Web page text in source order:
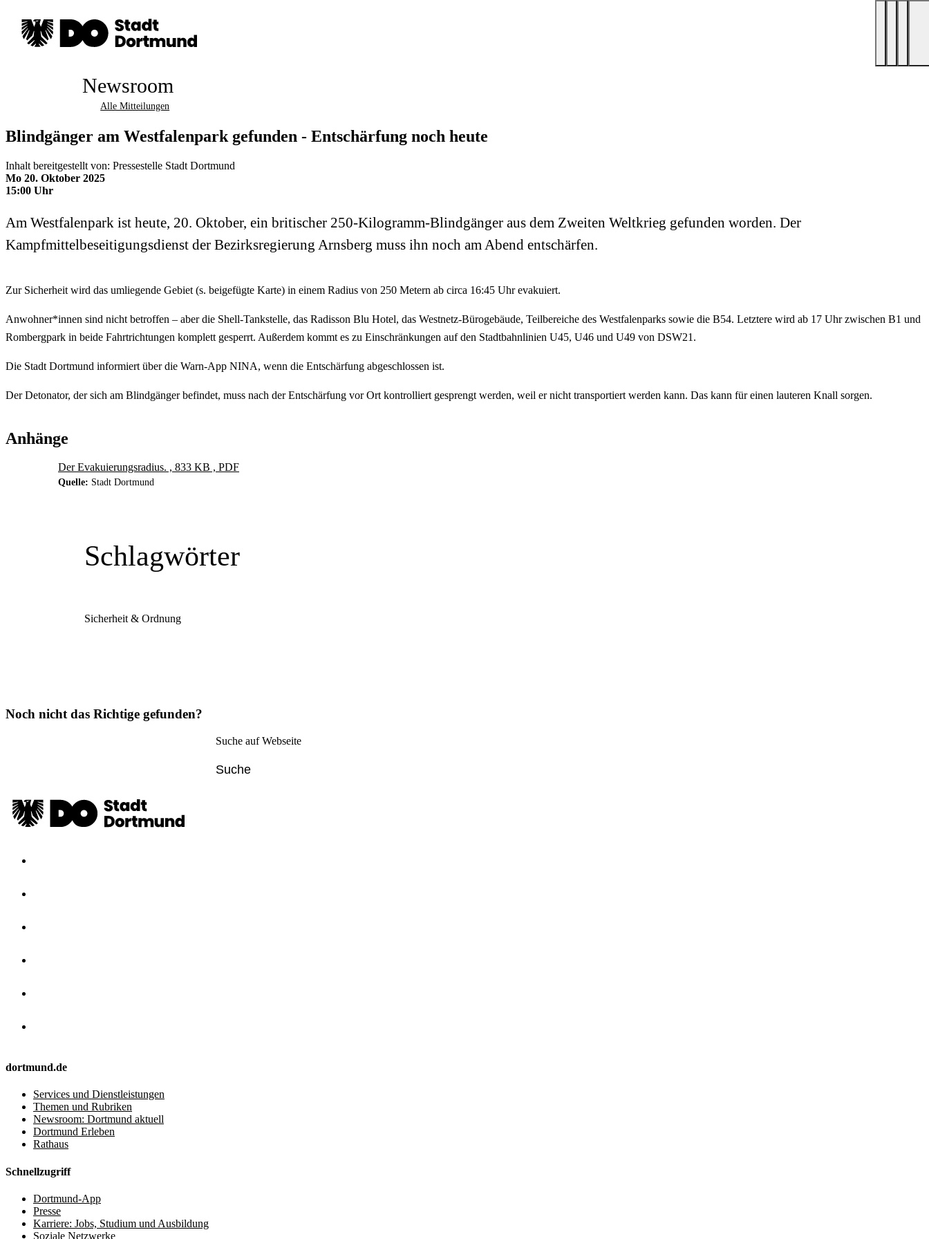
Newsroom
Alle Mitteilungen
Blindgänger am Westfalenpark gefunden - Entschärfung noch heute
Inhalt bereitgestellt von: Pressestelle Stadt Dortmund
Mo 20. Oktober 2025
15:00 Uhr
Am Westfalenpark ist heute, 20. Oktober, ein britischer 250-Kilogramm-Blindgänger aus dem Zweiten Weltkrieg gefunden worden. Der
Kampfmittelbeseitigungsdienst der Bezirksregierung Arnsberg muss ihn noch am Abend entschärfen.
Zur Sicherheit wird das umliegende Gebiet (s. beigefügte Karte) in einem Radius von 250 Metern ab circa 16:45 Uhr evakuiert.
Anwohner*innen sind nicht betroffen – aber die Shell-Tankstelle, das Radisson Blu Hotel, das Westnetz-Bürogebäude, Teilbereiche des Westfalenparks sowie die B54. Letztere wird ab 17 Uhr zwischen B1 und
Rombergpark in beide Fahrtrichtungen komplett gesperrt. Außerdem kommt es zu Einschränkungen auf den Stadtbahnlinien U45, U46 und U49 von DSW21.
Die Stadt Dortmund informiert über die Warn-App NINA, wenn die Entschärfung abgeschlossen ist.
Der Detonator, der sich am Blindgänger befindet, muss nach der Entschärfung vor Ort kontrolliert gesprengt werden, weil er nicht transportiert werden kann. Das kann für einen lauteren Knall sorgen.
Anhänge
Der Evakuierungsradius. , 833 KB , PDF
Quelle: Stadt Dortmund
Schlagwörter
Sicherheit & Ordnung
Noch nicht das Richtige gefunden?
Suche auf Webseite
dortmund.de
Services und Dienstleistungen
Themen und Rubriken
Newsroom: Dortmund aktuell
Dortmund Erleben
Rathaus
Schnellzugriff
Dortmund-App
Presse
Karriere: Jobs, Studium und Ausbildung
Soziale Netzwerke